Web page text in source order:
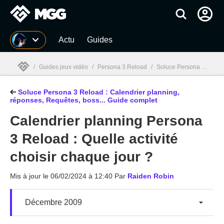
MGG Actu Guides
MGG
/ Guides jeux vidéo / Persona 3 Reload / Soluce Persona 3 Reload : Calendrier planning, réponses, Requêtes, boss... Guide complet
Soluce Persona 3 Reload : Calendrier planning,
réponses, Requêtes, boss... Guide complet
Calendrier planning Persona
3 Reload : Quelle activité
choisir chaque jour ?
Mis à jour le 06/02/2024 à 12:40 Par Raiden Robin
Décembre 2009